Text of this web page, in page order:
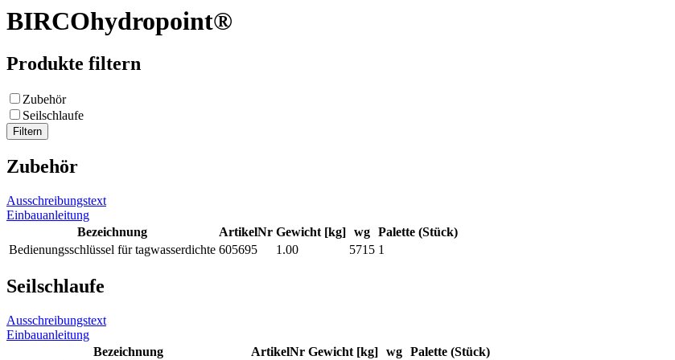
BIRCOhydropoint®
Produkte filtern
Zubehör
Seilschlaufe
Zubehör
Ausschreibungstext
Einbauanleitung
Bezeichnung
ArtikelNr Gewicht [kg] wg Palette (Stück)
Bedienungsschlüssel für tagwasserdichte 605695 1.00 5715 1
Seilschlaufe
Ausschreibungstext
Einbauanleitung
Bezeichnung
ArtikelNr Gewicht [kg] wg Palette (Stück)